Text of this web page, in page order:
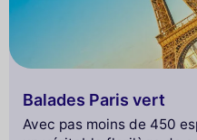
Balades Paris vert
Avec pas moins de 450